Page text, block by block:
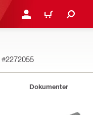
LOG IND ELLER
INDKØBSKURV
#2272055
Dokumenter